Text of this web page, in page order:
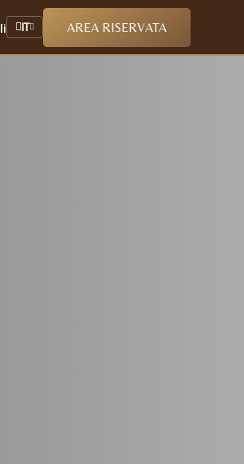
IT AREA RISERVATA